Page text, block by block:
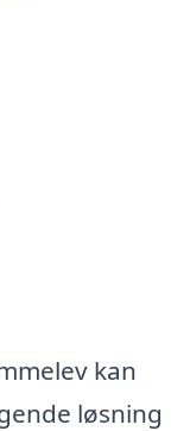
kan
løsning